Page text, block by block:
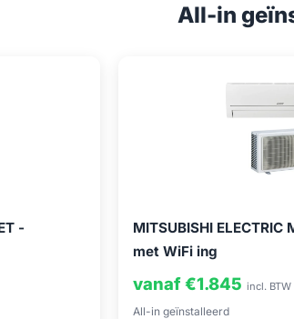
All-in
-
MITSUBISHI ELECTRIC
met WiFi ing
vanaf €1.845 incl. BTW
All-in geïnstalleerd